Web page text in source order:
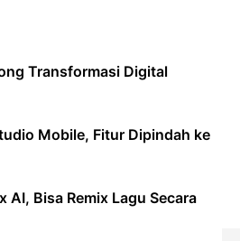
Transformasi Digital
Mobile, Fitur Dipindah ke
AI, Bisa Remix Lagu Secara